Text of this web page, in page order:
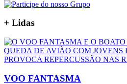
+ Lidas
VOO FANTASMA